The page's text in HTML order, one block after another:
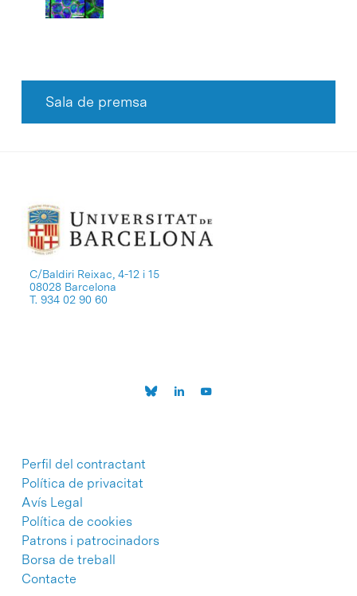
Sala de premsa
C/Baldiri Reixac, 4-12 i 15
08028 Barcelona
T. 934 02 90 60
Perfil del contractant
Política de privacitat
Avís Legal
Política de cookies
Patrons i patrocinadors
Borsa de treball
Contacte